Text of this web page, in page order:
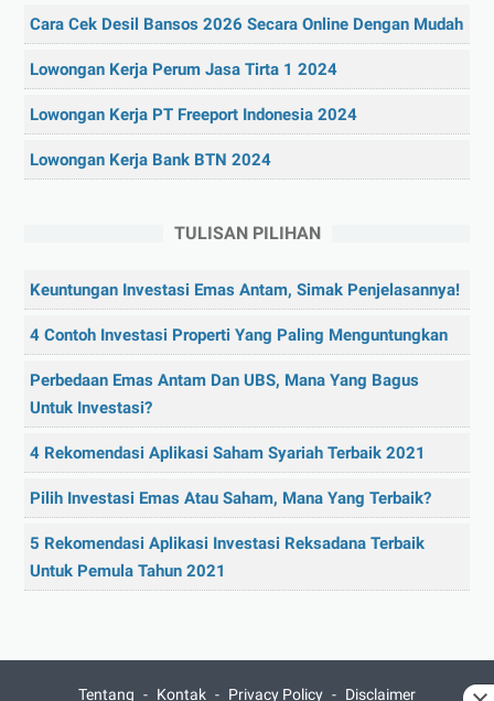
Cara Cek Desil Bansos 2026 Secara Online Dengan Mudah
Lowongan Kerja Perum Jasa Tirta 1 2024
Lowongan Kerja PT Freeport Indonesia 2024
Lowongan Kerja Bank BTN 2024
TULISAN PILIHAN
Keuntungan Investasi Emas Antam, Simak Penjelasannya!
4 Contoh Investasi Properti Yang Paling Menguntungkan
Perbedaan Emas Antam Dan UBS, Mana Yang Bagus
Untuk Investasi?
4 Rekomendasi Aplikasi Saham Syariah Terbaik 2021
Pilih Investasi Emas Atau Saham, Mana Yang Terbaik?
5 Rekomendasi Aplikasi Investasi Reksadana Terbaik
Untuk Pemula Tahun 2021
Tentang Kontak Privacy Policy Disclaimer